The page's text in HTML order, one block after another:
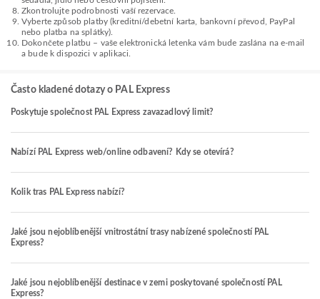
Zkontrolujte podrobnosti vaší rezervace.
Vyberte způsob platby (kreditní/debetní karta, bankovní převod, PayPal
nebo platba na splátky).
Dokončete platbu – vaše elektronická letenka vám bude zaslána na e-mail
a bude k dispozici v aplikaci.
Často kladené dotazy o PAL Express
Poskytuje společnost PAL Express zavazadlový limit?
Nabízí PAL Express web/online odbavení? Kdy se otevírá?
Kolik tras PAL Express nabízí?
Jaké jsou nejoblíbenější vnitrostátní trasy nabízené společností PAL
Express?
Jaké jsou nejoblíbenější destinace v zemi poskytované společností PAL
Express?